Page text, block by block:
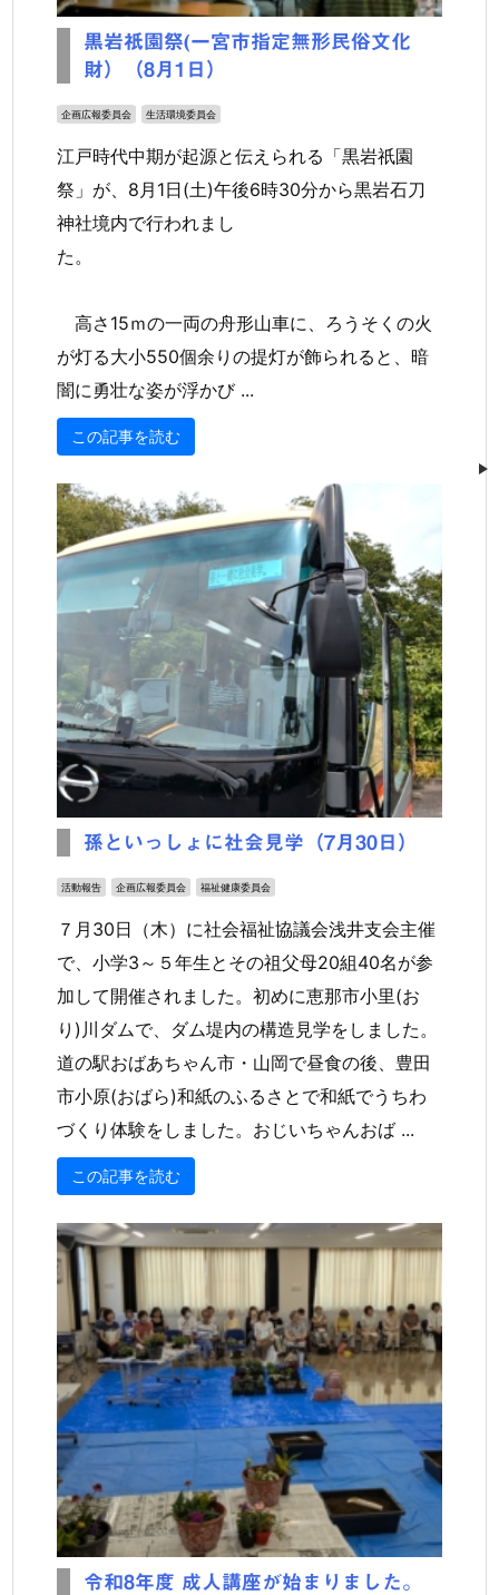
黒岩祇園祭(一宮市指定無形民俗文化
財）（8月1日）
企画広報委員会 生活環境委員会
江戸時代中期が起源と伝えられる「黒岩祇園
祭」が、8月1日(土)午後6時30分から黒岩石刀
神社境内で行われまし
た。
高さ15ｍの一両の舟形山車に、ろうそくの火
が灯る大小550個余りの提灯が飾られると、暗
闇に勇壮な姿が浮かび ...
この記事を読む
孫といっしょに社会見学（7月30日）
活動報告 企画広報委員会 福祉健康委員会
７月30日（木）に社会福祉協議会浅井支会主催
で、小学3～５年生とその祖父母20組40名が参
加して開催されました。初めに恵那市小里(お
り)川ダムで、ダム堤内の構造見学をしました。
道の駅おばあちゃん市・山岡で昼食の後、豊田
市小原(おばら)和紙のふるさとで和紙でうちわ
づくり体験をしました。おじいちゃんおば ...
この記事を読む
令和8年度 成人講座が始まりました。